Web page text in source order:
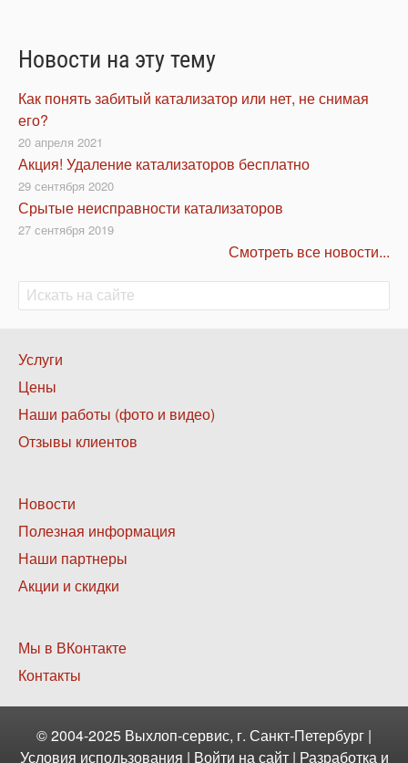
Новости на эту тему
Как понять забитый катализатор или нет, не снимая
его?
20 апреля 2021
Акция! Удаление катализаторов бесплатно
29 сентября 2020
Срытые неисправности катализаторов
27 сентября 2019
Смотреть все новости...
Поиск
Поиск
Нижнее
меню
1
Услуги
Цены
Наши работы (фото и видео)
Отзывы клиентов
Нижнее
меню
2
Новости
Полезная информация
Наши партнеры
Акции и скидки
Нижнее
меню
3
Мы в ВКонтакте
Контакты
© 2004-2025 Выхлоп-сервис, г. Санкт-Петербург |
Условия использования | Войти на сайт | Разработка и